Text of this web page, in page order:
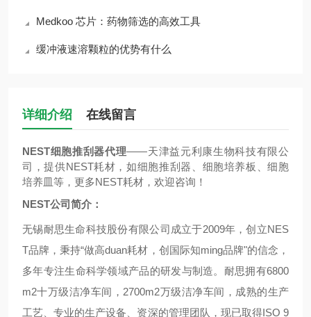
Medkoo 芯片：药物筛选的高效工具
缓冲液速溶颗粒的优势有什么
详细介绍 在线留言
NEST细胞推刮器代理——天津益元利康生物科技有限公
司，提供NEST耗材，如细胞推刮器、细胞培养板、细胞
培养皿等，更多NEST耗材，欢迎咨询！
NEST公司简介：
无锡耐思生命科技股份有限公司成立于2009年，创立NES
T品牌，秉持“做高duan耗材，创国际知ming品牌"的信念，
多年专注生命科学领域产品的研发与制造。耐思拥有6800
m2十万级洁净车间，2700m2万级洁净车间，成熟的生产
工艺、专业的生产设备、资深的管理团队，现已取得ISO 9